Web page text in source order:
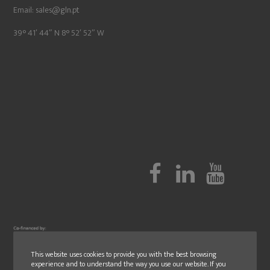
Email: sales@gln.pt
39° 41′ 44″ N 8° 52′ 52″ W
This website uses cookies to provide you with the best browsing
experience and to understand the way you use our website. If you